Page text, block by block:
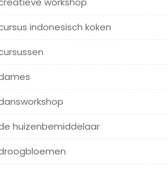
indonesisch koken
huizenbemiddelaar